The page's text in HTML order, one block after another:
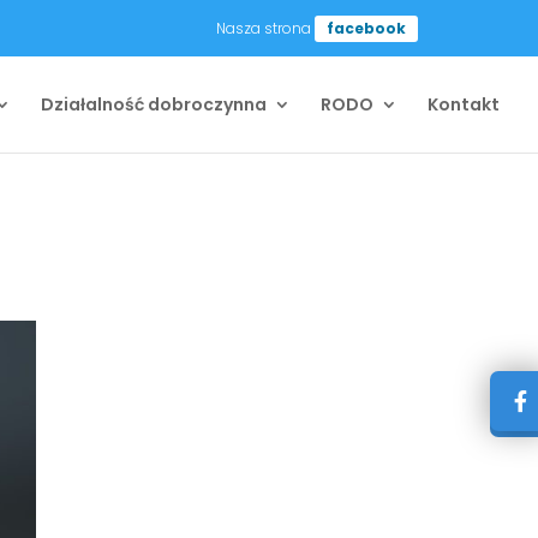
Nasza strona facebook
Działalność dobroczynna RODO Kontakt